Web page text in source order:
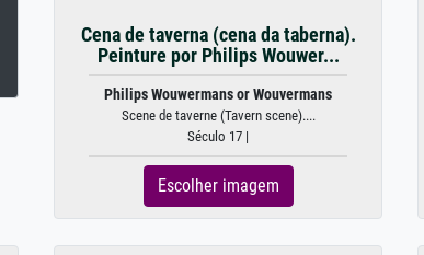
Cena de taverna (cena da taberna).
Peinture por Philips Wouwer...
Philips Wouwermans or Wouvermans
Scene de taverne (Tavern scene)....
Século 17 |
Escolher imagem